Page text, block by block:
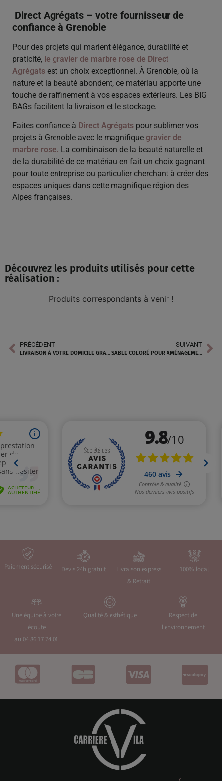
Direct Agrégats – votre fournisseur de
confiance à Grenoble
Pour des projets qui marient élégance, durabilité et
praticité, le gravier de marbre rose de Direct
Agrégats est un choix exceptionnel. À Grenoble, où la
nature et la beauté abondent, ce matériau apporte une
touche de raffinement à vos espaces extérieurs. Les BIG
BAGs facilitent la livraison et le stockage.
Faites confiance à Direct Agrégats pour sublimer vos
projets à Grenoble avec le magnifique gravier de
marbre rose. La combinaison de la beauté naturelle et
de la durabilité de ce matériau en fait un choix gagnant
pour toute entreprise ou particulier cherchant à créer des
espaces uniques dans cette magnifique région des
Alpes françaises.
Découvrez les produits utilisés pour cette
réalisation :
Produits correspondants à venir !
PRÉCÉDENT
LIVRAISON À VOTRE DOMICILE GRAVIER DÉCORATIF À NICE
SUIVANT
SABLE COLORÉ POUR AMÉNAGEMENT EXTÉRIEUR À PAU
Paiement sécurisé Devis 24h gratuit
Livraison express
& Retrait
100% local
Une équipe à votre
écoute
au 04 86 17 74 01
Qualité & esthétique
Respect de
l'environnement